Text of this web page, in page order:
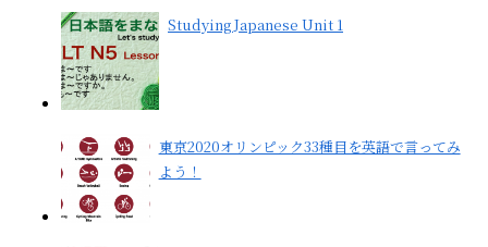
Studying Japanese Unit 1
東京2020オリンピック33種目を英語で言ってみ
よう！